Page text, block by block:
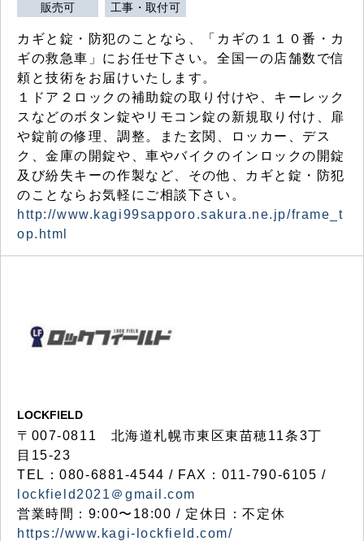
販売可 工事・取付可
カギと錠・防犯のことなら、「カギの１１０番・カ
ギの救急車」にお任せ下さい。全国一の店舗数で信
頼と技術をお届けいたします。
１ドア２ロックの補助錠の取り付けや、キーレック
スなどのボタン錠やリモコン錠の新規取り付け、扉
や錠前の修理、調整。また玄関、ロッカー、デス
ク、金庫の開錠や、車やバイクのインロックの開錠
及び紛失キーの作製など、その他、カギと錠・防犯
のことならお気軽にご相談下さい。
http://www.kagi99sapporo.sakura.ne.jp/frame_t
op.html
LOCKFIELD
〒007-0811 北海道札幌市東区東苗穂11条3丁
目15-23
TEL：080-6881-4544 / FAX：011-790-6105 /
lockfield2021＠gmail.com
営業時間：9:00〜18:00 / 定休日：不定休
https://www.kagi-lockfield.com/